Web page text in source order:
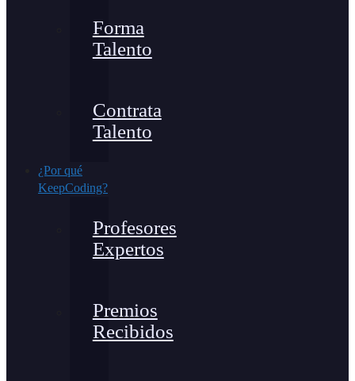
Forma
Talento
Contrata
Talento
¿Por qué
KeepCoding?
Profesores
Expertos
Premios
Recibidos